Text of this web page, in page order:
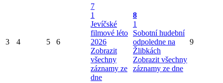
3 4 5 6
7
1
Jevíčské
filmové léto
2026
Zobrazit
všechny
záznamy ze
dne
8
1
Sobotní hudební
odpoledne na
Žlibkách
Zobrazit všechny
záznamy ze dne
9